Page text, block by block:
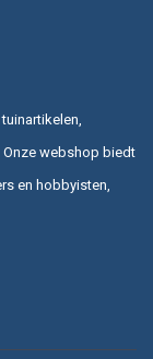
Onze webshop biedt
en hobbyisten,